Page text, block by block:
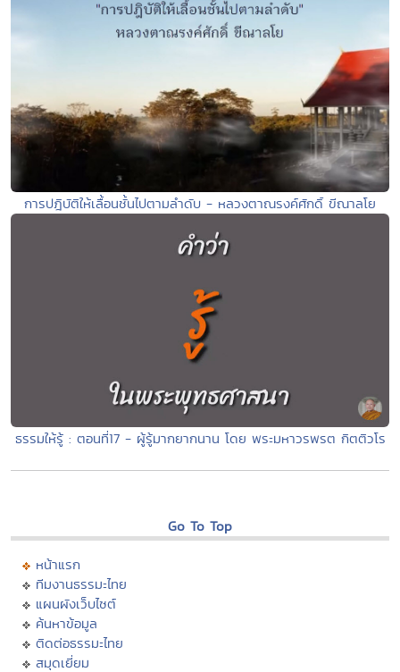
การปฎิบัติให้เลื้อนชั้นไปตามลำดับ - หลวงตาณรงค์ศักดิ์ ขีณาลโย
ธรรมให้รู้ : ตอนที่17 - ผู้รู้มากยากนาน โดย พระมหาวรพรต กิตติวโร
Go To Top
หน้าแรก
ทีมงานธรรมะไทย
แผนผังเว็บไซต์
ค้นหาข้อมูล
ติดต่อธรรมะไทย
สมุดเยี่ยม